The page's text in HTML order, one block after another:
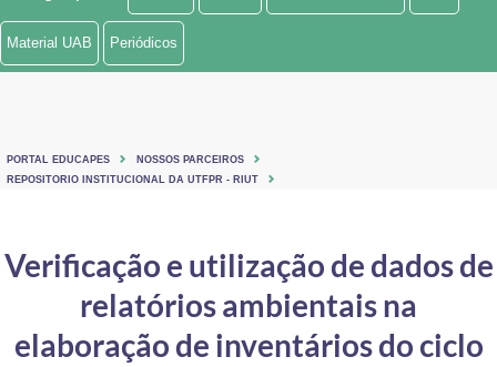
Ministério de Minas e Energia
Ministério do Turismo
Controladoria-Geral da União
Material UAB Periódicos
PORTAL EDUCAPES
NOSSOS PARCEIROS
REPOSITORIO INSTITUCIONAL DA UTFPR - RIUT
Verificação e utilização de dados de
relatórios ambientais na
elaboração de inventários do ciclo